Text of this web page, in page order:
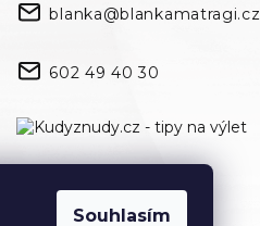
Souhlasím
blanka@blankamatragi.cz
602 49 40 30